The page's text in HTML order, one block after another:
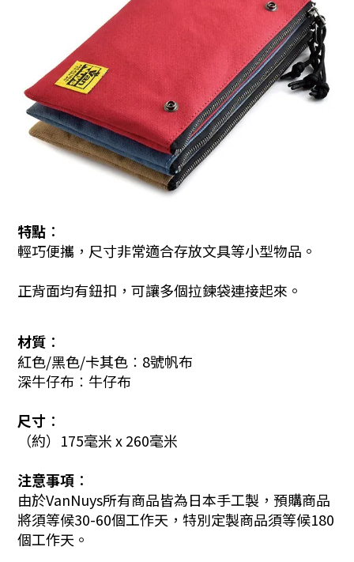
特點︰
輕巧便攜，尺寸非常適合存放文具等小型物品。
正背面均有鈕扣，可讓多個拉鍊袋連接起來。
材質︰
紅色/黑色/卡其色︰8號帆布
深牛仔布︰ 牛仔布
尺寸︰
（約）175毫米 x 260毫米
注意事項︰
由於VanNuys所有商品皆為日本手工製，預購商品
將須等候30-60個工作天，特別定製商品須等候180
個工作天。